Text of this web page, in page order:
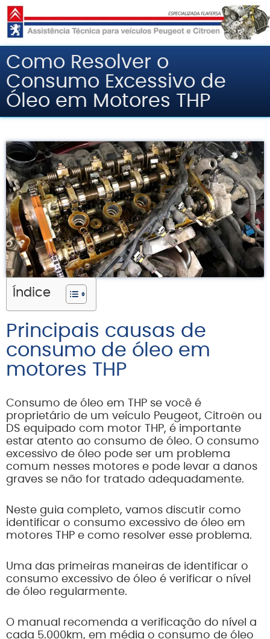
Pular
para
o
conteúdo
Como Resolver o
Consumo Excessivo de
Óleo em Motores THP
Índice
Principais causas de
consumo de óleo em
motores THP
Consumo de óleo em THP se você é
proprietário de um veículo Peugeot, Citroën ou
DS equipado com motor THP, é importante
estar atento ao consumo de óleo. O consumo
excessivo de óleo pode ser um problema
comum nesses motores e pode levar a danos
graves se não for tratado adequadamente.
Neste guia completo, vamos discutir como
identificar o consumo excessivo de óleo em
motores THP e como resolver esse problema.
Uma das primeiras maneiras de identificar o
consumo excessivo de óleo é verificar o nível
de óleo regularmente.
O manual recomenda a verificação do nível a
cada 5.000km, em média o consumo de óleo